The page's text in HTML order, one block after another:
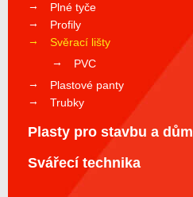
Plné tyče
Profily
Svěrací lišty
PVC
Plastové panty
Trubky
Plasty pro stavbu a dům
Svářecí technika